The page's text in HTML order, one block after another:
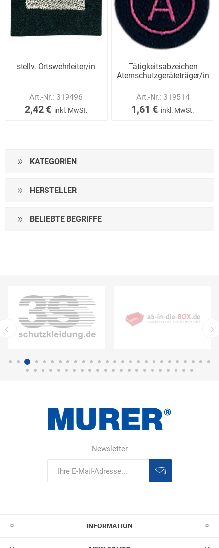
stellv. Ortswehrleiter/in
Art.-Nr.: 319496
2,42 € inkl. MwSt.
Tätigkeitsabzeichen
Atemschutzgeräteträger/in
Art.-Nr.: 319514
1,61 € inkl. MwSt.
KATEGORIEN
HERSTELLER
BELIEBTE BEGRIFFE
Newsletter
INFORMATION